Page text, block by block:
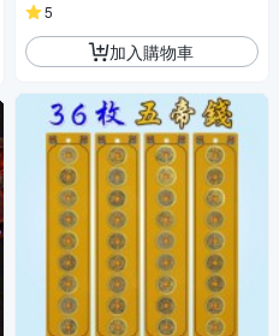
5
加入購物車